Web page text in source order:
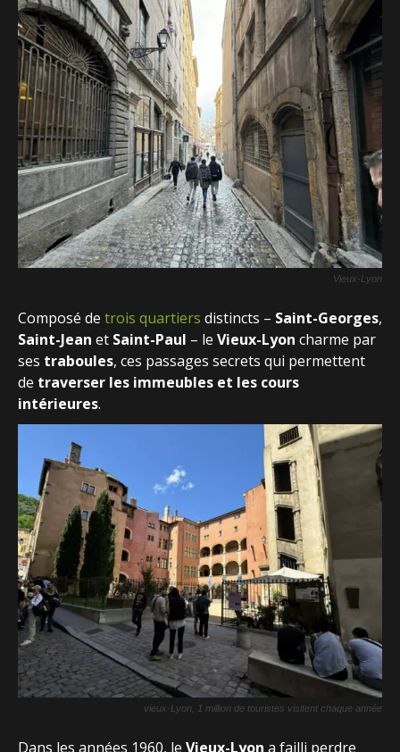
Vieux-Lyon
Composé de trois quartiers distincts – Saint-Georges,
Saint-Jean et Saint-Paul – le Vieux-Lyon charme par
ses traboules, ces passages secrets qui permettent
de traverser les immeubles et les cours
intérieures.
vieux-Lyon, 1 million de touristes visitent chaque année
Dans les années 1960, le Vieux-Lyon a failli perdre